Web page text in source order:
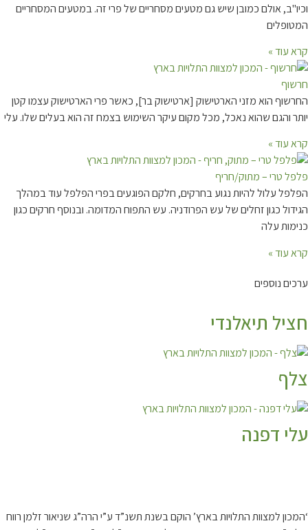
אולם כמובן שיש גם מטעים מסחריים של פרי זה. במטעים המסחריים
»
הוא מזני הארטישוק [ארטישוק בר], כאשר פרי הארטישוק עצמו קטן
והגם שהוא נאכל, מכל מקום עיקר השימוש בצמח זה הוא בעלים שלו. עלי
»
טרי – מתוק/חריף
עלול להיות נגוע בחרקים, חלקם הפוגעים בפרי הפלפל עוד במהלך
כגון זחלים של עש הפרודניה. עש התפוח המדומה. ובנוסף חרקים כגון
עלה
»
נוספים
תיאלנדי
דפנה
למצוות התלויות בארץ’ הוקם בשנת תשנ”ד ע”י הרה”ג שניאור זלמן רווח